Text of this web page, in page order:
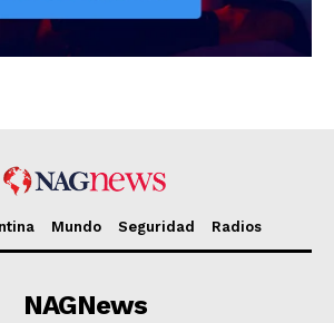
Mundo Seguridad Radios
NAGNews